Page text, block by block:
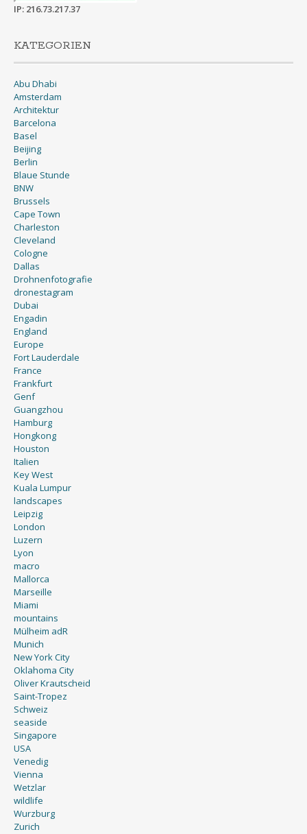
IP: 216.73.217.37
KATEGORIEN
Abu Dhabi
Amsterdam
Architektur
Barcelona
Basel
Beijing
Berlin
Blaue Stunde
BNW
Brussels
Cape Town
Charleston
Cleveland
Cologne
Dallas
Drohnenfotografie
dronestagram
Dubai
Engadin
England
Europe
Fort Lauderdale
France
Frankfurt
Genf
Guangzhou
Hamburg
Hongkong
Houston
Italien
Key West
Kuala Lumpur
landscapes
Leipzig
London
Luzern
Lyon
macro
Mallorca
Marseille
Miami
mountains
Mülheim adR
Munich
New York City
Oklahoma City
Oliver Krautscheid
Saint-Tropez
Schweiz
seaside
Singapore
USA
Venedig
Vienna
Wetzlar
wildlife
Wurzburg
Zurich